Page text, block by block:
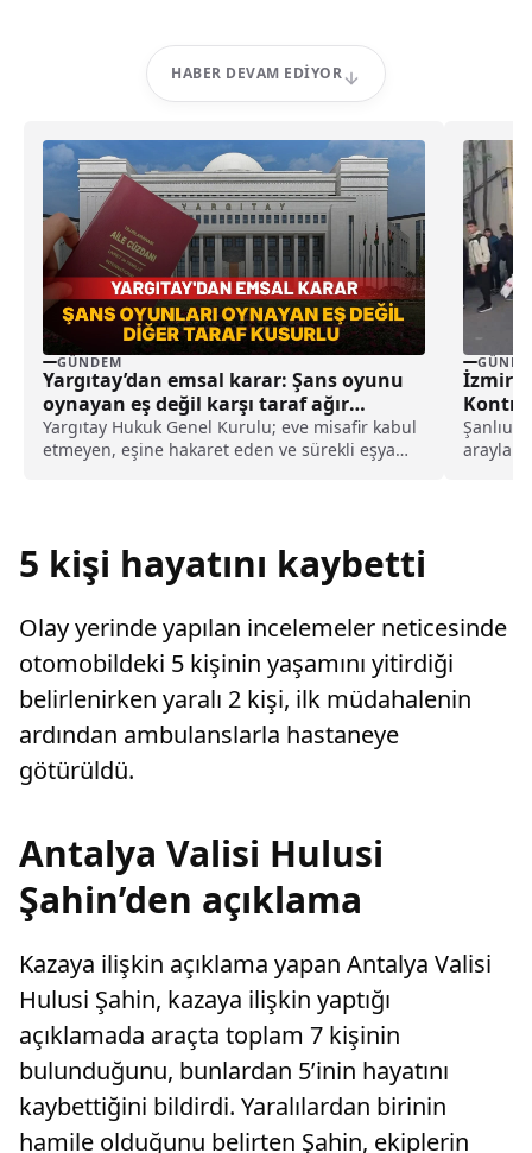
HABER DEVAM EDIYOR
GÜNDEM
Yargıtay’dan emsal karar: Şans oyunu
oynayan eş değil karşı taraf ağır
kusurlu sayıldı
Yargıtay Hukuk Genel Kurulu; eve misafir kabul
etmeyen, eşine hakaret eden ve sürekli eşya
arayla
5 kişi hayatını kaybetti
Olay yerinde yapılan incelemeler neticesinde
otomobildeki 5 kişinin yaşamını yitirdiği
belirlenirken yaralı 2 kişi, ilk müdahalenin
ardından ambulanslarla hastaneye
götürüldü.
Antalya Valisi Hulusi
Şahin’den açıklama
Kazaya ilişkin açıklama yapan Antalya Valisi
Hulusi Şahin, kazaya ilişkin yaptığı
açıklamada araçta toplam 7 kişinin
bulunduğunu, bunlardan 5’inin hayatını
kaybettiğini bildirdi. Yaralılardan birinin
hamile olduğunu belirten Şahin, ekiplerin